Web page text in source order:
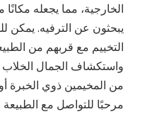
الخارجية، مما يجعله مكانًا
يبحثون عن الترفيه. يمكن
التخييم مع قربهم من
واستكشاف الجمال
من المخيمين ذوي الخبرة
مرحبًا للتواصل مع